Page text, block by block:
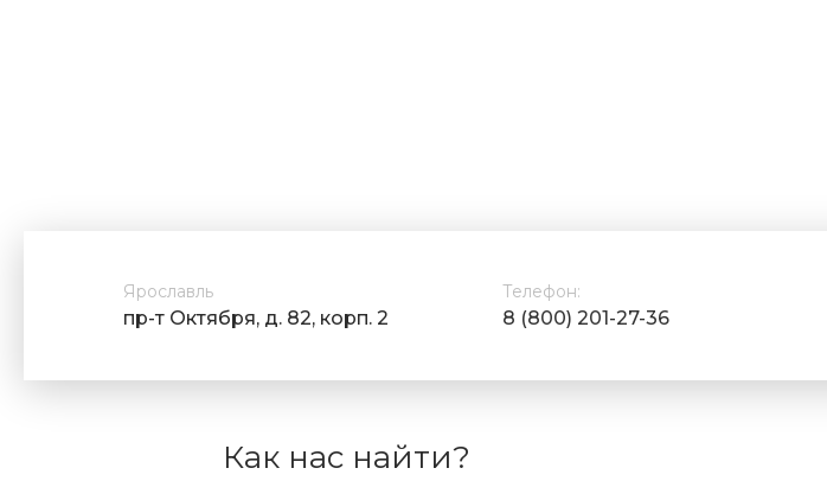
Ярославль
пр-т Октября, д. 82, корп. 2
Телефон:
8 (800) 201-27-36
Как нас найти?